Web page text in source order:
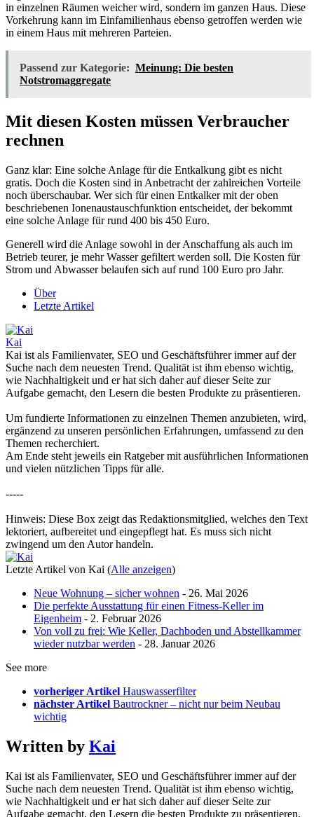
in einzelnen Räumen weicher wird, sondern im ganzen Haus. Diese
Vorkehrung kann im Einfamilienhaus ebenso getroffen werden wie
in einem Haus mit mehreren Parteien.
Passend zur Kategorie: Meinung: Die besten
Notstromaggregate
Mit diesen Kosten müssen Verbraucher
rechnen
Ganz klar: Eine solche Anlage für die Entkalkung gibt es nicht
gratis. Doch die Kosten sind in Anbetracht der zahlreichen Vorteile
noch überschaubar. Wer sich für einen Entkalker mit der oben
beschriebenen Ionenaustauschfunktion entscheidet, der bekommt
eine solche Anlage für rund 400 bis 450 Euro.
Generell wird die Anlage sowohl in der Anschaffung als auch im
Betrieb teurer, je mehr Wasser gefiltert werden soll. Die Kosten für
Strom und Abwasser belaufen sich auf rund 100 Euro pro Jahr.
Über
Letzte Artikel
Kai
Kai ist als Familienvater, SEO und Geschäftsführer immer auf der
Suche nach dem neuesten Trend. Qualität ist ihm ebenso wichtig,
wie Nachhaltigkeit und er hat sich daher auf dieser Seite zur
Aufgabe gemacht, den Lesern die besten Produkte zu präsentieren.
Um fundierte Informationen zu einzelnen Themen anzubieten, wird,
ergänzend zu unseren persönlichen Erfahrungen, umfassend zu den
Themen recherchiert.
Am Ende steht jeweils ein Ratgeber mit ausführlichen Informationen
und vielen nützlichen Tipps für alle.
-----
Hinweis: Diese Box zeigt das Redaktionsmitglied, welches den Text
lektoriert, aufbereitet und eingepflegt hat. Es muss sich nicht
zwingend um den Autor handeln.
Letzte Artikel von Kai (Alle anzeigen)
Neue Wohnung – sicher wohnen - 26. Mai 2026
Die perfekte Ausstattung für einen Fitness-Keller im
Eigenheim - 2. Februar 2026
Von voll zu frei: Wie Keller, Dachboden und Abstellkammer
wieder nutzbar werden - 28. Januar 2026
See more
vorheriger Artikel Hauswasserfilter
nächster Artikel Bautrockner – nicht nur beim Neubau
wichtig
Written by Kai
Kai ist als Familienvater, SEO und Geschäftsführer immer auf der
Suche nach dem neuesten Trend. Qualität ist ihm ebenso wichtig,
wie Nachhaltigkeit und er hat sich daher auf dieser Seite zur
Aufgabe gemacht, den Lesern die besten Produkte zu präsentieren.